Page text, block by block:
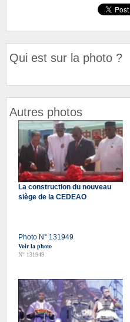
Qui est sur la photo ?
Autres photos
La construction du nouveau
siège de la CEDEAO
Photo N° 131949
Voir la photo
N° 131949